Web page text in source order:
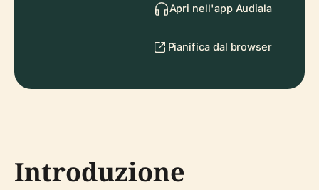
Apri nell'app Audiala
Pianifica dal browser
Introduzione